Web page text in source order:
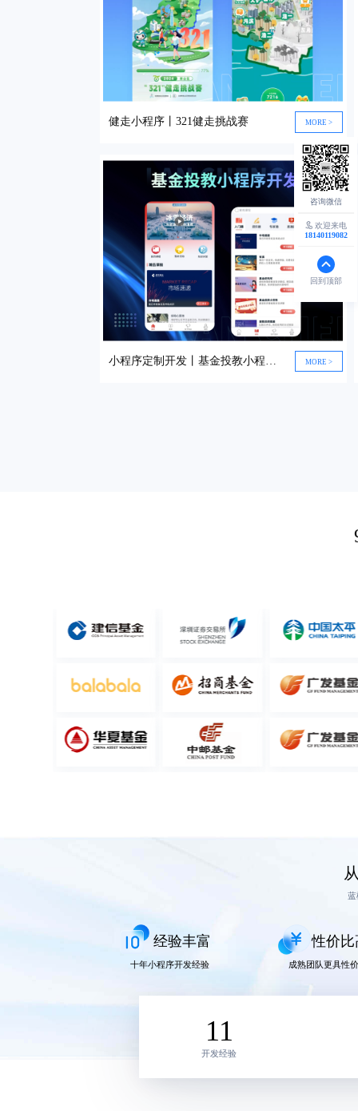
健走小程序丨321健走挑战赛 MORE >
小程序定制开发丨基金投教小程序开发 MORE >
蓝
经验丰富
十年小程序开发经验
性价比
成熟团队更具性
11
开发经验
欢迎来电
18140119082
回到顶部